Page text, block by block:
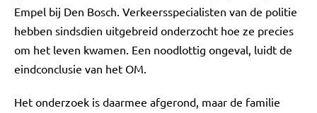
Empel bij Den Bosch. Verkeersspecialisten van de politie
hebben sindsdien uitgebreid onderzocht hoe ze precies
om het leven kwamen. Een noodlottig ongeval, luidt de
eindconclusie van het OM.
Het onderzoek is daarmee afgerond, maar de familie